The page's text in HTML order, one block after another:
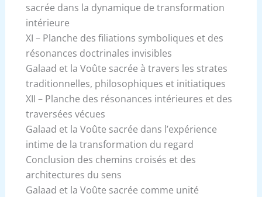
sacrée dans la dynamique de transformation
intérieure
XI – Planche des filiations symboliques et des
résonances doctrinales invisibles
Galaad et la Voûte sacrée à travers les strates
traditionnelles, philosophiques et initiatiques
XII – Planche des résonances intérieures et des
traversées vécues
Galaad et la Voûte sacrée dans l’expérience
intime de la transformation du regard
Conclusion des chemins croisés et des
architectures du sens
Galaad et la Voûte sacrée comme unité